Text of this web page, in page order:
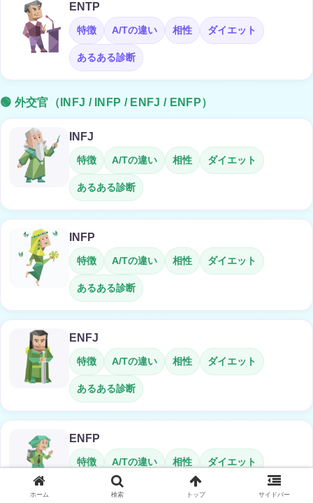
ENTP
特徴 A/Tの違い 相性 ダイエット
あるある診断
🟢 外交官（INFJ / INFP / ENFJ / ENFP）
INFJ
特徴 A/Tの違い 相性 ダイエット
あるある診断
INFP
特徴 A/Tの違い 相性 ダイエット
あるある診断
ENFJ
特徴 A/Tの違い 相性 ダイエット
あるある診断
ENFP
特徴 A/Tの違い 相性 ダイエット
あるある診断
ホーム 検索 トップ サイドバー